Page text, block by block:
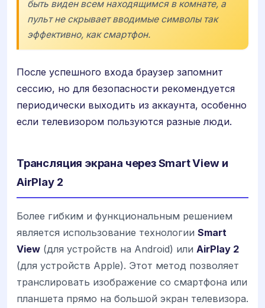
быть виден всем находящимся в комнате, а
пульт не скрывает вводимые символы так
эффективно, как смартфон.
После успешного входа браузер запомнит
сессию, но для безопасности рекомендуется
периодически выходить из аккаунта, особенно
если телевизором пользуются разные люди.
Трансляция экрана через Smart View и
AirPlay 2
Более гибким и функциональным решением
является использование технологии Smart
View (для устройств на Android) или AirPlay 2
(для устройств Apple). Этот метод позволяет
транслировать изображение со смартфона или
планшета прямо на большой экран телевизора.